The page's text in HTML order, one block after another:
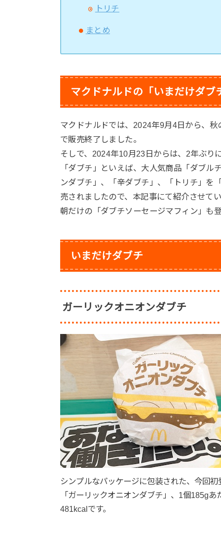
トリチ
まとめ
マクドナルドの「いまだけダブ
マクドナルドでは、2024年9月4日から、秋
で販売終了しました。
そしで、2024年10月23日からは、2年ぶり
「ダブチ」といえば、大人気商品「ダブ
ンダブチ」、「辛ダブチ」、「トリチ」を
売されましたので、本記事にて紹介させて
朝だけの「ダブチソーセージマフィン」も
いまだけダブチ
ガーリックオニオンダブチ
シンプルなパッケージに包装された、今回初
「ガーリックオニオンダブチ」、1個185gあ
481kcalです。